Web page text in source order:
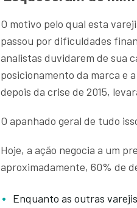
O motivo pelo qual esta
passou por dificuldades
analistas duvidarem de sua
posicionamento da marca e
depois da crise de 2015,
O apanhado geral de tudo
Hoje, a ação negocia a um
aproximadamente, 60% de
Enquanto as outras